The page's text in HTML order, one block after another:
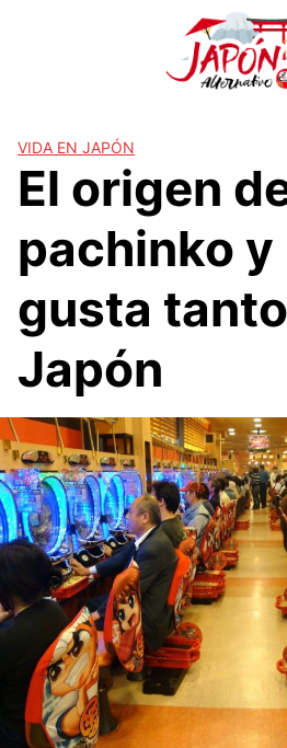
o
VIDA EN JAPÓN
El origen
pachinko y
gusta
Japón